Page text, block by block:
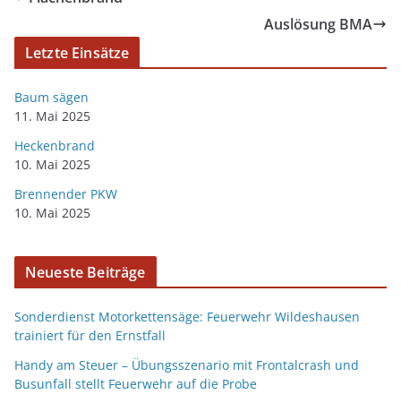
Auslösung BMA
Letzte Einsätze
Baum sägen
11. Mai 2025
Heckenbrand
10. Mai 2025
Brennender PKW
10. Mai 2025
Neueste Beiträge
Sonderdienst Motorkettensäge: Feuerwehr Wildeshausen
trainiert für den Ernstfall
Handy am Steuer – Übungsszenario mit Frontalcrash und
Busunfall stellt Feuerwehr auf die Probe